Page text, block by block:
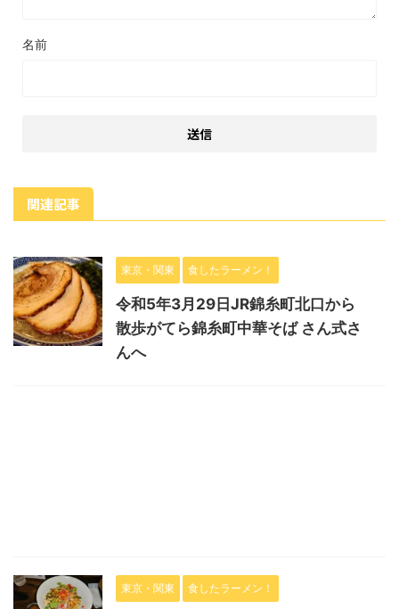
名前
関連記事
東京・関東 食したラーメン！
令和5年3月29日JR錦糸町北口から
散歩がてら錦糸町中華そば さん式さ
んへ
東京・関東 食したラーメン！